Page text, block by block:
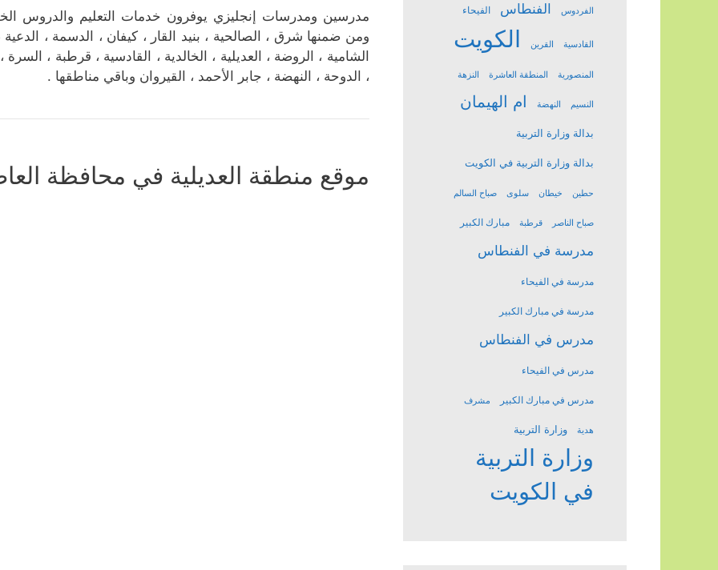
مدرسين ومدرسات إنجليزي يوفرون خدمات التعليم والدروس
ومن ضمنها شرق ، الصالحية ، بنيد القار ، كيفان ، الدسمة ، الدعية
الشامية ، الروضة ، العديلية ، الخالدية ، القادسية ، قرطبة ،
، الدوحة ، النهضة ، جابر الأحمد ، القيروان وباقي مناطقها .
موقع منطقة العديلية في محافظة
الفردوس الفنطاس الفيحاء
القادسية القرين الكويت
المنصورية المنطقة العاشرة النزهة
النسيم النهضة ام الهيمان
بدالة وزارة التربية
بدالة وزارة التربية في الكويت
حطين خيطان سلوى صباح السالم
صباح الناصر قرطبة مبارك الكبير
مدرسة في الفنطاس
مدرسة في الفيحاء
مدرسة في مبارك الكبير
مدرس في الفنطاس
مدرس في الفيحاء
مدرس في مبارك الكبير مشرف
هدية وزارة التربية
وزارة التربية
في الكويت